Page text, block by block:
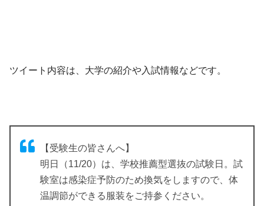
ツイート内容は、大学の紹介や入試情報などです。
【受験生の皆さんへ】
明日（11/20）は、学校推薦型選抜の試験日。試
験室は感染症予防のため換気をしますので、体
温調節ができる服装をご持参ください。